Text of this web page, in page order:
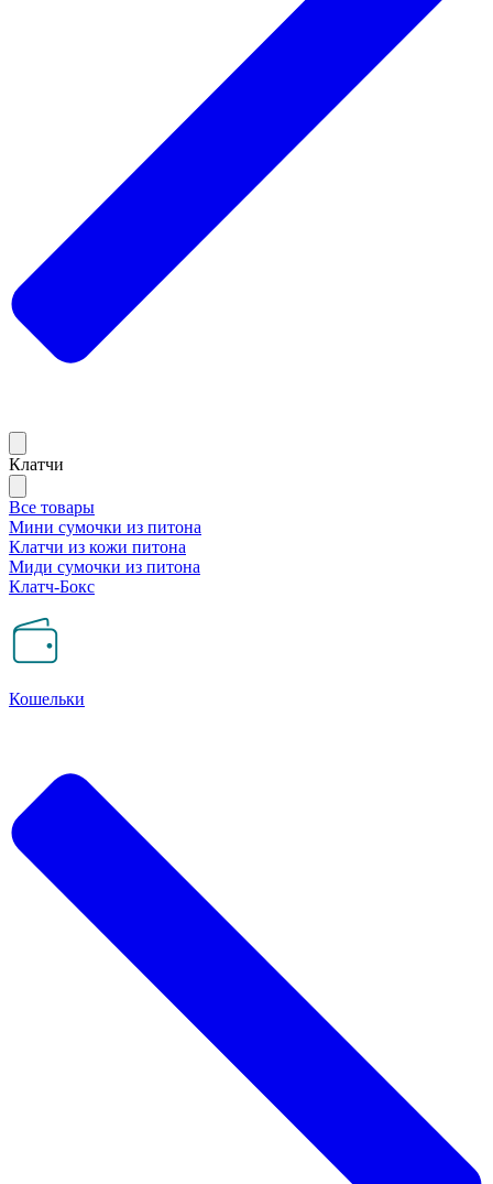
Клатчи
Все товары
Мини сумочки из питона
Клатчи из кожи питона
Миди сумочки из питона
Клатч-Бокс
Кошельки